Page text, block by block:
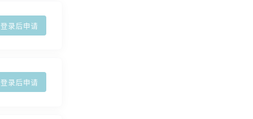
登录后申请
登录后申请